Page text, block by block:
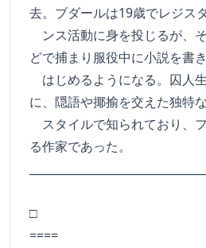
去。ブダールは19歳でレジス
ンス活動に身を投じるが、
どで捕まり服役中に小説を書き
はじめるようになる。囚人
に、隠語や揶揄を交えた独特な
スタイルで知られており、
る作家であった。
□
====